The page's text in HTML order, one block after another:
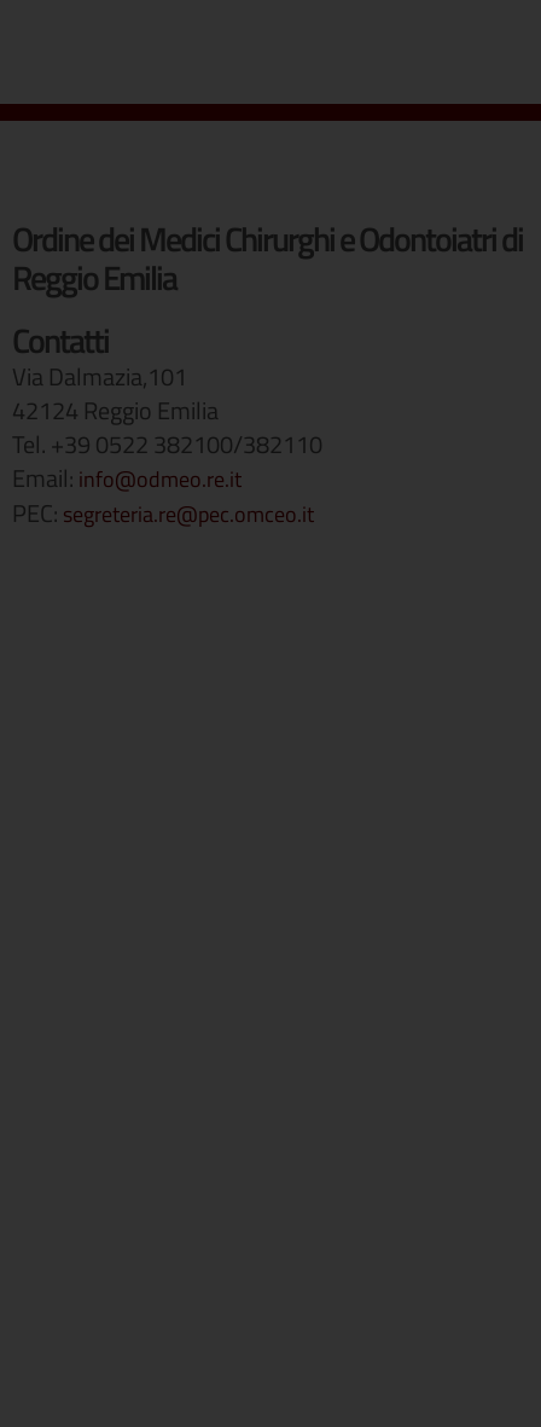
Ordine dei Medici Chirurghi e Odontoiatri di
Reggio Emilia
Contatti
Via Dalmazia,101
42124 Reggio Emilia
Tel. +39 0522 382100/382110
Email: info@odmeo.re.it
PEC: segreteria.re@pec.omceo.it